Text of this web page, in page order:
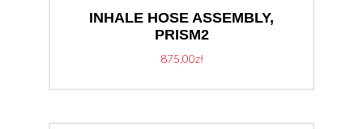
INHALE HOSE ASSEMBLY,
PRISM2
875,00zł